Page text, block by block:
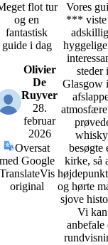
flot tur
og en
fantastisk
guide i dag
Olivier
De
Ruyver
28.
februar
2026
Oversat
med Google
TranslateVis
original
Vores
*** viste
steder i
Glasgow
besøgte
kirke, så
og hørte
sjove
Vi kan
anbefale